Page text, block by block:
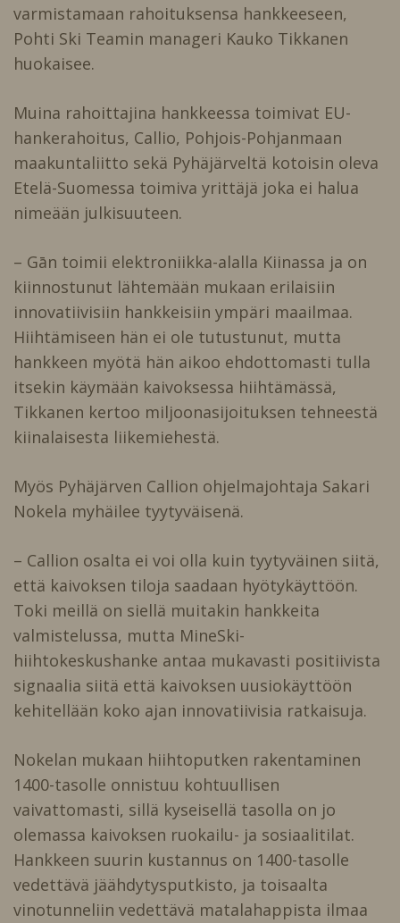
varmistamaan rahoituksensa hankkeeseen,
Pohti Ski Teamin manageri Kauko Tikkanen
huokaisee.
Muina rahoittajina hankkeessa toimivat EU-
hankerahoitus, Callio, Pohjois-Pohjanmaan
maakuntaliitto sekä Pyhäjärveltä kotoisin oleva
Etelä-Suomessa toimiva yrittäjä joka ei halua
nimeään julkisuuteen.
– Gān toimii elektroniikka-alalla Kiinassa ja on
kiinnostunut lähtemään mukaan erilaisiin
innovatiivisiin hankkeisiin ympäri maailmaa.
Hiihtämiseen hän ei ole tutustunut, mutta
hankkeen myötä hän aikoo ehdottomasti tulla
itsekin käymään kaivoksessa hiihtämässä,
Tikkanen kertoo miljoonasijoituksen tehneestä
kiinalaisesta liikemiehestä.
Myös Pyhäjärven Callion ohjelmajohtaja Sakari
Nokela myhäilee tyytyväisenä.
– Callion osalta ei voi olla kuin tyytyväinen siitä,
että kaivoksen tiloja saadaan hyötykäyttöön.
Toki meillä on siellä muitakin hankkeita
valmistelussa, mutta MineSki-
hiihtokeskushanke antaa mukavasti positiivista
signaalia siitä että kaivoksen uusiokäyttöön
kehitellään koko ajan innovatiivisia ratkaisuja.
Nokelan mukaan hiihtoputken rakentaminen
1400-tasolle onnistuu kohtuullisen
vaivattomasti, sillä kyseisellä tasolla on jo
olemassa kaivoksen ruokailu- ja sosiaalitilat.
Hankkeen suurin kustannus on 1400-tasolle
vedettävä jäähdytysputkisto, ja toisaalta
vinotunneliin vedettävä matalahappista ilmaa